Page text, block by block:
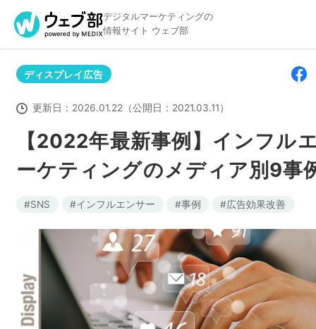
デジタルマーケティングの
情報サイト ウェブ部
リスティング広告
アクセス解析 ディス
アドテクノロジー 広告クリ
Webサイト構築
【2022年最新事例】インフル
ーケティングのメディア別9事
ディスプレイ広告
更新日： 2026.01.22（公開日： 2021.03.11）
SNS インフルエンサー 事例 広告効果改善